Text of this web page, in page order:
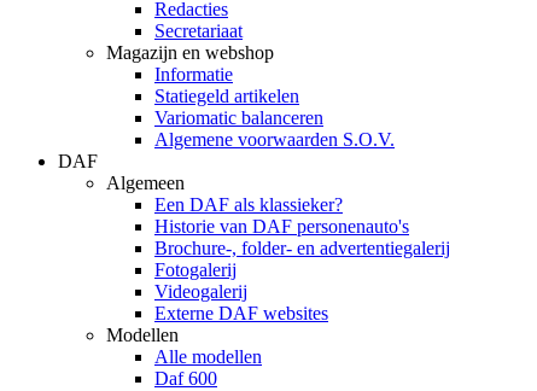
Redacties
Secretariaat
Magazijn en webshop
Informatie
Statiegeld artikelen
Variomatic balanceren
Algemene voorwaarden S.O.V.
DAF
Algemeen
Een DAF als klassieker?
Historie van DAF personenauto's
Brochure-, folder- en advertentiegalerij
Fotogalerij
Videogalerij
Externe DAF websites
Modellen
Alle modellen
Daf 600